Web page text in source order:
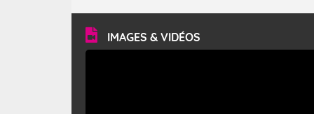
vitesse moyenne de 50 km/h et atteindre 80 à 100 km/h
en rafales, parfois davantage. Il parcourt la basse vallée
du Rhône et la Provence et envahit le littoral
méditerranéen à partir de la Camargue.
IMAGES & VIDÉOS